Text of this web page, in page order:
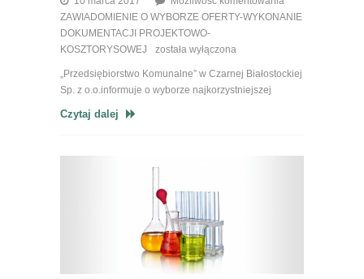
ZAWIADOMIENIE O WYBORZE OFERTY-WYKONANIE
DOKUMENTACJI PROJEKTOWO-
KOSZTORYSOWEJ
została wyłączona
„Przedsiębiorstwo Komunalne” w Czarnej Białostockiej
Sp. z o.o.informuje o wyborze najkorzystniejszej
Czytaj dalej